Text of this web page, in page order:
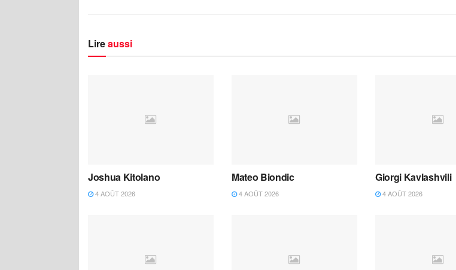
Lireaussi
Joshua Kitolano
4 AOÛT 2026
Mateo Biondic
4 AOÛT 2026
Giorgi Kavlashvili
4 AOÛT 2026